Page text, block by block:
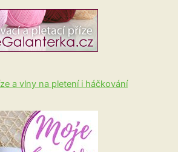
a vlny na pletení i háčkování